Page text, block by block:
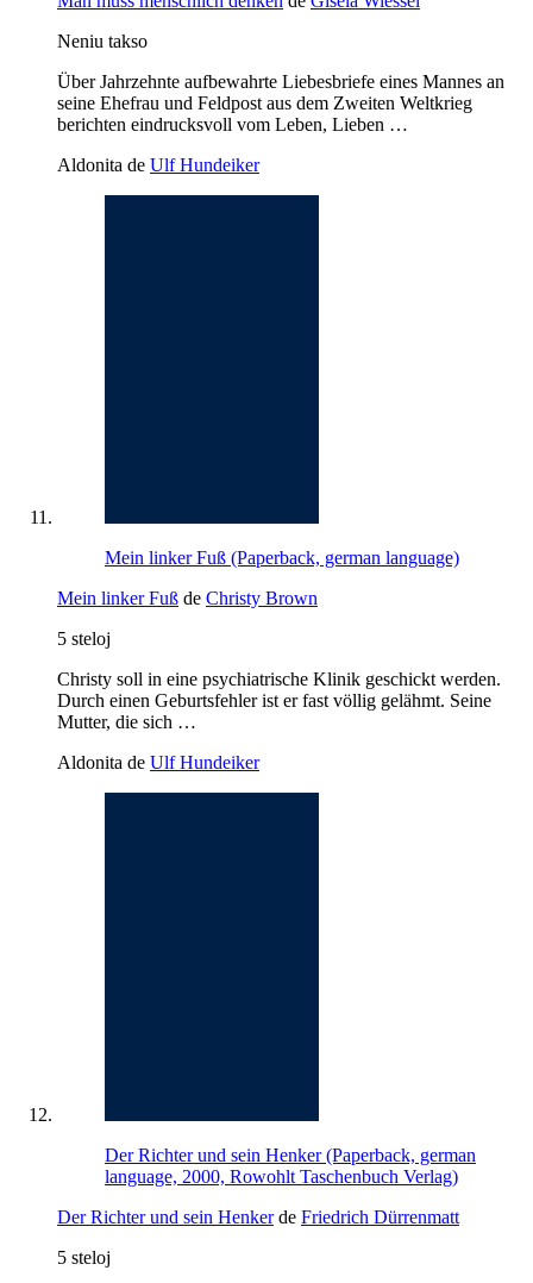
Neniu takso
Über Jahrzehnte aufbewahrte Liebesbriefe eines Mannes an
seine Ehefrau und Feldpost aus dem Zweiten Weltkrieg
berichten eindrucksvoll vom Leben, Lieben …
Aldonita de Ulf Hundeiker
Mein linker Fuß (Paperback, german language)
Mein linker Fuß de Christy Brown
5 steloj
Christy soll in eine psychiatrische Klinik geschickt werden.
Durch einen Geburtsfehler ist er fast völlig gelähmt. Seine
Mutter, die sich …
Aldonita de Ulf Hundeiker
Der Richter und sein Henker (Paperback, german
language, 2000, Rowohlt Taschenbuch Verlag)
Der Richter und sein Henkerde Friedrich Dürrenmatt
5 steloj